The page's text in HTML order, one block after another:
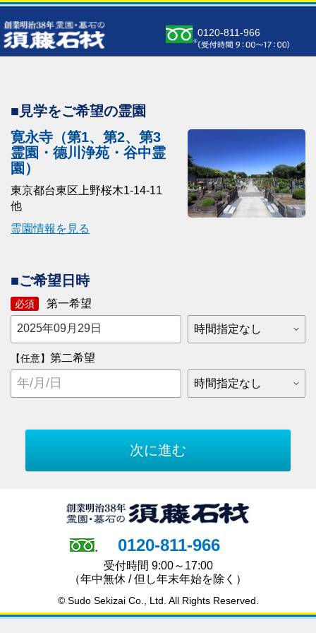
0120-811-966
■見学をご希望の霊園
寛永寺（第1、第2、第3
霊園・德川浄苑・谷中霊
園）
東京都台東区上野桜木1-14-11
他
霊園情報を見る
■ご希望日時
必須 第一希望
【任意】 第二希望
0120-811-966
受付時間 9:00～17:00
（年中無休 / 但し年末年始を除く）
© Sudo Sekizai Co., Ltd. All Rights Reserved.